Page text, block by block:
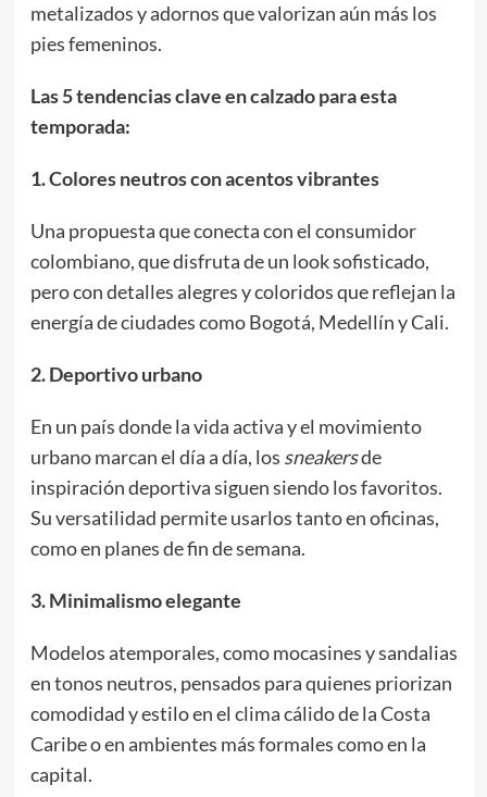
metalizados y adornos que valorizan aún más los
pies femeninos.
Las 5 tendencias clave en calzado para esta
temporada:
1. Colores neutros con acentos vibrantes
Una propuesta que conecta con el consumidor
colombiano, que disfruta de un look sofisticado,
pero con detalles alegres y coloridos que reflejan la
energía de ciudades como Bogotá, Medellín y Cali.
2. Deportivo urbano
En un país donde la vida activa y el movimiento
urbano marcan el día a día, los sneakersde
inspiración deportiva siguen siendo los favoritos.
Su versatilidad permite usarlos tanto en oficinas,
como en planes de fin de semana.
3. Minimalismo elegante
Modelos atemporales, como mocasines y sandalias
en tonos neutros, pensados para quienes priorizan
comodidad y estilo en el clima cálido de la Costa
Caribe o en ambientes más formales como en la
capital.